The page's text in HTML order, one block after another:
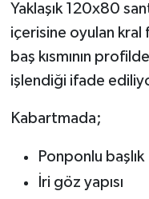
Yaklaşık 120x80
içerisine oyulan
baş kısmının
işlendiği ifade
Kabartmada;
Ponponlu başlık
İri göz yapısı